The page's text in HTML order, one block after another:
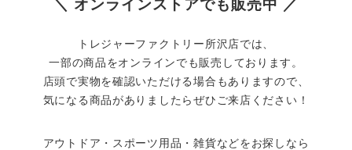
＼ オンラインストアでも販売中 ／
トレジャーファクトリー所沢店では、
一部の商品をオンラインでも販売しております。
店頭で実物を確認いただける場合もありますので、
気になる商品がありましたらぜひご来店ください！
アウトドア・スポーツ用品・雑貨などをお探しなら